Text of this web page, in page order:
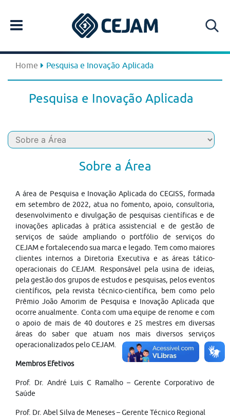
Home Pesquisa e Inovação Aplicada
Pesquisa e Inovação Aplicada
Sobre a Área
A área de Pesquisa e Inovação Aplicada do CEGISS, formada
em setembro de 2022, atua no fomento, apoio, consultoria,
desenvolvimento e divulgação de pesquisas científicas e de
inovações aplicadas à prática assistencial e de gestão de
serviços de saúde ampliando o portfólio de serviços do
CEJAM e fortalecendo sua marca e legado. Tem como maiores
clientes internos a Diretoria Executiva e as áreas tático-
operacionais do CEJAM. Responsável pela usina de ideias,
pela gestão dos grupos de estudos e pesquisas, pelos eventos
científicos, pela revista técnico-científica, bem como pelo
Prêmio João Amorim de Pesquisa e Inovação Aplicada que
ocorre anualmente. Conta com uma equipe de renome e com
o apoio de mais de 40 doutores e 25 mestres em diversas
áreas do saber que atuam nos mais diversos serviços
operacionalizados pelo CEJAM.
Membros Efetivos
Prof. Dr. André Luis C Ramalho – Gerente Corporativo de
Saúde
Prof. Dr. Abel Silva de Meneses – Gerente Técnico Regional